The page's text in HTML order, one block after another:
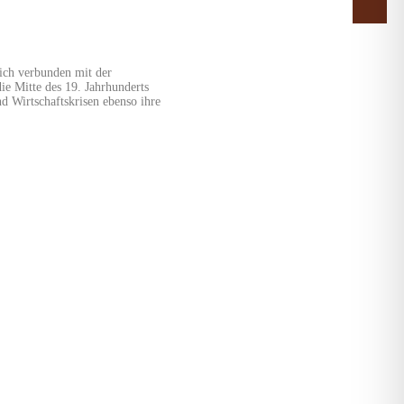
verbunden mit der
Mitte des 19. Jahrhunderts
Wirtschaftskrisen ebenso ihre